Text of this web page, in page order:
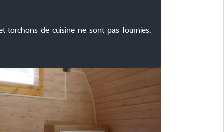
torchons de cuisine ne sont pas fournies,